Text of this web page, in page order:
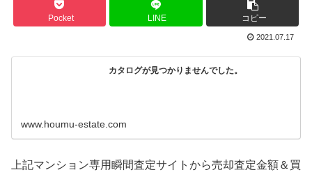
Pocket LINE コピー
2021.07.17
カタログが見つかりませんでした。
www.houmu-estate.com
上記マンション専用瞬間査定サイトから売却査定金額＆買